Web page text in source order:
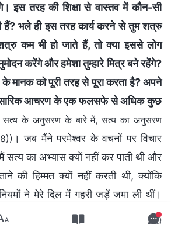
इस तरह की शिक्षा से वास्तव में कौन-सी
हैं? भले ही इस तरह कार्य करने से तुम शत्रु
कम भी हो जाते हैं, तो क्या इससे लोग
करेंगे और हमेशा तुम्हारे मित्र बने रहेंगे?
मानक को पूरी तरह से पूरा करता है? अपने
आचरण के एक फलसफे से अधिक कुछ
के अनुसरण के बारे में, सत्य का अनुसरण
। जब मैंने परमेश्वर के वचनों पर विचार
सत्य का अभ्यास क्यों नहीं कर पाती थी और
की हिम्मत क्यों नहीं करती थी, क्योंकि
ने मेरे दिल में गहरी जड़ें जमा ली थीं।
से सिखाया था कि “अगर तुम दूसरों पर